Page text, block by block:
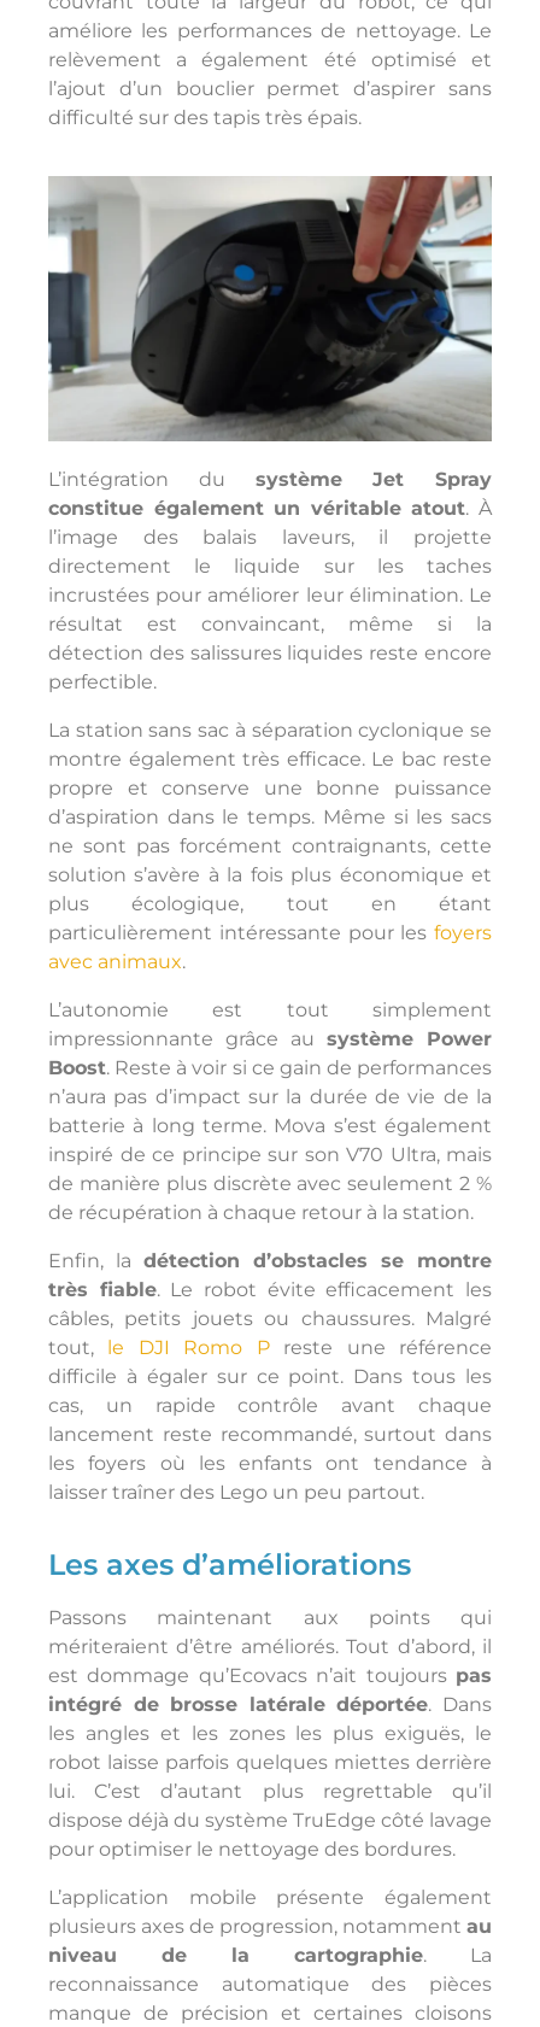
améliore les performances de nettoyage. Le
relèvement a également été optimisé et
l’ajout d’un bouclier permet d’aspirer sans
difficulté sur des tapis très épais.
L’intégration du système Jet Spray
constitue également un véritable atout. À
l’image des balais laveurs, il projette
directement le liquide sur les taches
incrustées pour améliorer leur élimination. Le
résultat est convaincant, même si la
détection des salissures liquides reste encore
perfectible.
La station sans sac à séparation cyclonique se
montre également très efficace. Le bac reste
propre et conserve une bonne puissance
d’aspiration dans le temps. Même si les sacs
ne sont pas forcément contraignants, cette
solution s’avère à la fois plus économique et
plus écologique, tout en étant
particulièrement intéressante pour les foyers
avec animaux.
L’autonomie est tout simplement
impressionnante grâce au système Power
Boost. Reste à voir si ce gain de performances
n’aura pas d’impact sur la durée de vie de la
batterie à long terme. Mova s’est également
inspiré de ce principe sur son V70 Ultra, mais
de manière plus discrète avec seulement 2 %
de récupération à chaque retour à la station.
Enfin, la détection d’obstacles se montre
très fiable. Le robot évite efficacement les
câbles, petits jouets ou chaussures. Malgré
tout, le DJI Romo Preste une référence
difficile à égaler sur ce point. Dans tous les
cas, un rapide contrôle avant chaque
lancement reste recommandé, surtout dans
les foyers où les enfants ont tendance à
laisser traîner des Lego un peu partout.
Les axes d’améliorations
Passons maintenant aux points qui
mériteraient d’être améliorés. Tout d’abord, il
est dommage qu’Ecovacs n’ait toujours pas
intégré de brosse latérale déportée. Dans
les angles et les zones les plus exiguës, le
robot laisse parfois quelques miettes derrière
lui. C’est d’autant plus regrettable qu’il
dispose déjà du système TruEdge côté lavage
pour optimiser le nettoyage des bordures.
L’application mobile présente également
plusieurs axes de progression, notamment au
niveau de la cartographie. La
reconnaissance automatique des pièces
manque de précision et certaines cloisons